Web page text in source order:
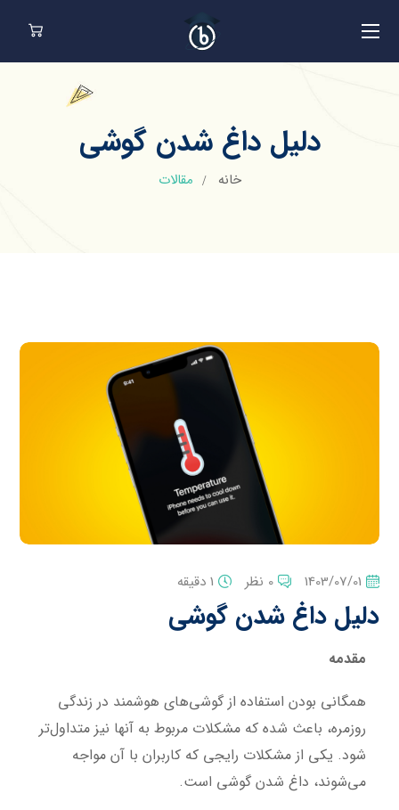
دلیل داغ شدن گوشی
خانه مقالات
1403/07/01 0 نظر 1 دقیقه
دلیل داغ شدن گوشی
مقدمه
همگانی بودن استفاده از گوشی‌های هوشمند در زندگی
روزمره، باعث شده که مشکلات مربوط به آنها نیز متداول‌تر
شود. یکی از مشکلات رایجی که کاربران با آن مواجه
می‌شوند، داغ شدن گوشی است.